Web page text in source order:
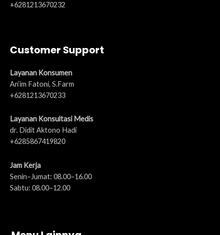
+6281213670232
Customer Support
Layanan Konsumen
An’im Fatoni, S.Farm
+6281213670233
Layanan Konsultasi Medis
dr. Didit Aktono Hadi
+6285867419820
Jam Kerja
Senin–Jumat: 08.00–16.00
Sabtu: 08.00–12.00